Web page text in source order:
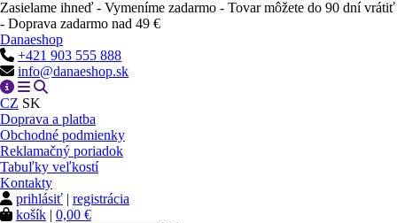
Zasielame ihneď - Vymeníme zadarmo - Tovar môžete do 90 dní vrátiť
- Doprava zadarmo nad 49 €
Danaeshop
+421 903 555 888
info@danaeshop.sk
CZ SK
Doprava a platba
Obchodné podmienky
Reklamačný poriadok
Tabuľky veľkostí
Kontakty
prihlásiť | registrácia
košík | 0,00 €